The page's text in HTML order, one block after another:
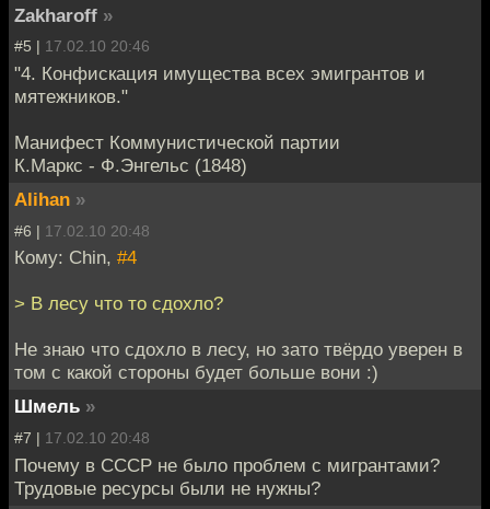
Zakharoff »
#5 | 17.02.10 20:46
"4. Конфискация имущества всех эмигрантов и
мятежников."
Манифест Коммунистической партии
К.Маркс - Ф.Энгельс (1848)
Alihan »
#6 | 17.02.10 20:48
Кому: Chin, #4
> В лесу что то сдохло?
Не знаю что сдохло в лесу, но зато твёрдо уверен в
том с какой стороны будет больше вони :)
Шмель »
#7 | 17.02.10 20:48
Почему в СССР не было проблем с мигрантами?
Трудовые ресурсы были не нужны?